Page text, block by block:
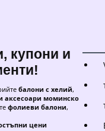
купони и
балони с хелий,
аксесоари моминско
фолиеви балони,
цени